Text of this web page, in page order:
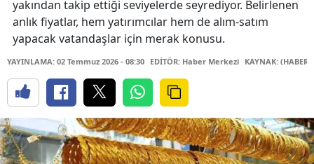
yakından takip ettiği seviyelerde seyrediyor. Belirlenen
anlık fiyatlar, hem yatırımcılar hem de alım-satım
yapacak vatandaşlar için merak konusu.
YAYINLAMA: 02 Temmuz 2026 - 08:30 EDİTÖR: Haber Merkezi KAYNAK: (HABER